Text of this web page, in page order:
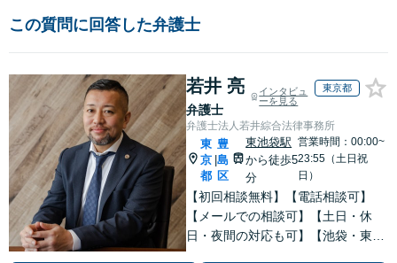
この質問に回答した弁護士
若井 亮
弁護士
インタビュ
ーを見る
東京都
弁護士法人若井綜合法律事務所
東
京
都
|
豊
島
区
東池袋駅
から徒歩5
分
営業時間：00:00~
23:55（土日祝
日）
【初回相談無料】【電話相談可】
【メールでの相談可】【土日・休
日・夜間の対応も可】【池袋・東池